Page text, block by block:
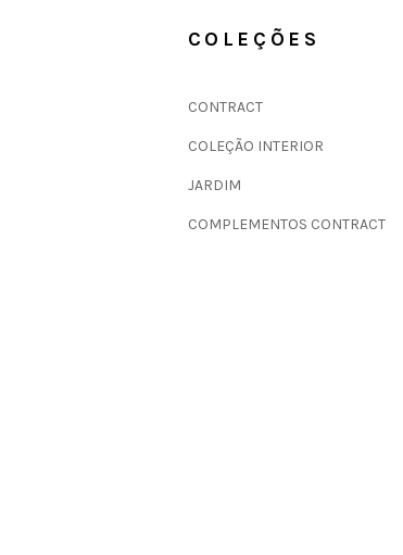
COLEÇÕES
CONTRACT
COLEÇÃO INTERIOR
JARDIM
COMPLEMENTOS CONTRACT